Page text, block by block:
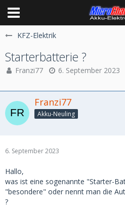
KFZ-Elektrik
Starterbatterie ?
Franzi77 6. September 2023
Franzi77
Akku-Neuling
6. September 2023
Hallo,
was ist eine sogenannte "Starter-
"besondere" oder nennt man die
?